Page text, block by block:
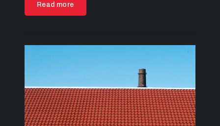
Read more